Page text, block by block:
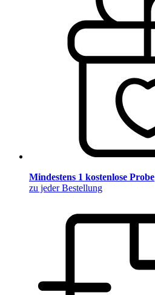
Mindestens 1 kostenlose Probe
zu jeder Bestellung